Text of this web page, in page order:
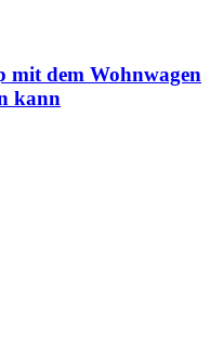
mit dem Wohnwagen
kann